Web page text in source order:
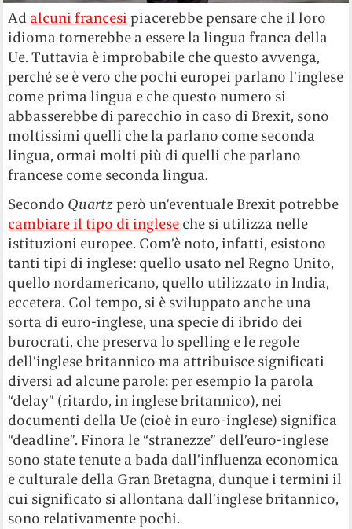
Ad alcuni francesi piacerebbe pensare che il loro
idioma tornerebbe a essere la lingua franca della
Ue. Tuttavia è improbabile che questo avvenga,
perché se è vero che pochi europei parlano l’inglese
come prima lingua e che questo numero si
abbasserebbe di parecchio in caso di Brexit, sono
moltissimi quelli che la parlano come seconda
lingua, ormai molti più di quelli che parlano
francese come seconda lingua.
Secondo Quartz però un’eventuale Brexit potrebbe
cambiare il tipo di inglese che si utilizza nelle
istituzioni europee. Com’è noto, infatti, esistono
tanti tipi di inglese: quello usato nel Regno Unito,
quello nordamericano, quello utilizzato in India,
eccetera. Col tempo, si è sviluppato anche una
sorta di euro-inglese, una specie di ibrido dei
burocrati, che preserva lo spelling e le regole
dell’inglese britannico ma attribuisce significati
diversi ad alcune parole: per esempio la parola
“delay” (ritardo, in inglese britannico), nei
documenti della Ue (cioè in euro-inglese) significa
“deadline”. Finora le “stranezze” dell’euro-inglese
sono state tenute a bada dall’influenza economica
e culturale della Gran Bretagna, dunque i termini il
cui significato si allontana dall’inglese britannico,
sono relativamente pochi.